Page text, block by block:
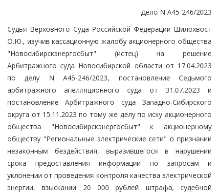
Дело N А45-246/2023
Судья Верховного Суда Российской Федерации Шилохвост
О.Ю., изучив кассационную жалобу акционерного общества
"Новосибирскэнергосбыт" (истец) на решение
Арбитражного суда Новосибирской области от 17.04.2023
по делу N А45-246/2023, постановление Седьмого
арбитражного апелляционного суда от 31.07.2023 и
постановление Арбитражного суда Западно-Сибирского
округа от 15.11.2023 по тому же делу по иску акционерного
общества "Новосибирскэнергосбыт" к акционерному
обществу "Региональные электрические сети" о признании
незаконным бездействия, выразившегося в нарушении
срока предоставления информации по запросам и
уклонении от проведения контроля качества электрической
энергии, взыскании 20 000 рублей штрафа, судебной